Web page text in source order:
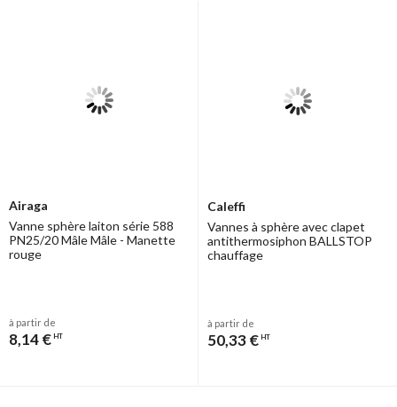
Airaga
Vanne sphère laiton série 588
PN25/20 Mâle Mâle - Manette
rouge
à partir de
8,14 € HT
Caleffi
Vannes à sphère avec clapet
antithermosiphon BALLSTOP
chauffage
à partir de
50,33 € HT